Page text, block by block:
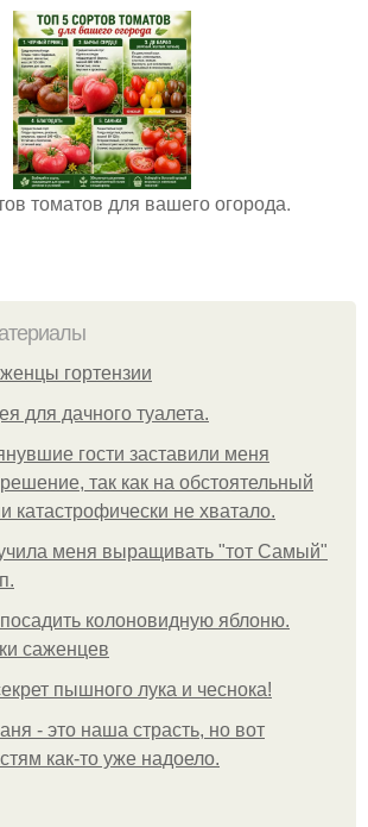
томатов для вашего огорода.
гортензии
для дачного туалета.
гости заставили меня
так как на обстоятельный
катастрофически не хватало.
меня выращивать "тот Самый"
колоновидную яблоню.
саженцев
пышного лука и чеснока!
- это наша страсть, но вот
как-то уже надоело.